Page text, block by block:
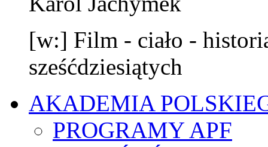
[w:] Film - ciało -
sześćdziesiątych
AKADEMIA
PROGRAMY APF